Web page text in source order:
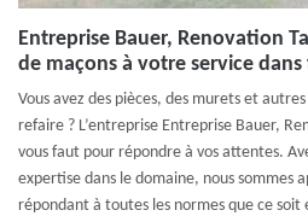
Entreprise Bauer, Renovation
de maçons à votre service
Vous avez des pièces, des murets et
refaire ? L’entreprise Entreprise Bauer,
vous faut pour répondre à vos attentes.
expertise dans le domaine, nous sommes
répondant à toutes les normes que ce